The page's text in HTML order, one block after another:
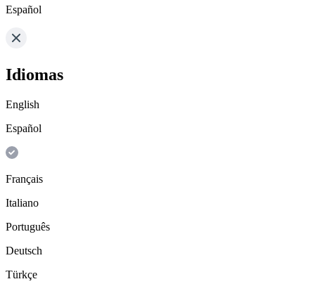
Español
Idiomas
English
Español
Français
Italiano
Português
Deutsch
Türkçe